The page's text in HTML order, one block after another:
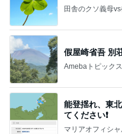
田舎のクソ義母
假屋崎省吾 別
Amebaトピックス
能登揺れ、東
てください❗️
マリアオフィシ